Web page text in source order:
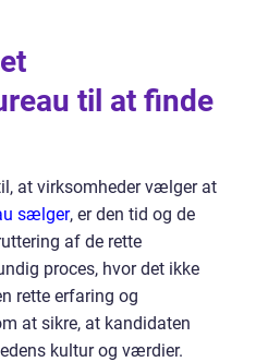
til at finde
at virksomheder vælger at
sælger, er den tid og de
af de rette
proces, hvor det ikke
rette erfaring og
at sikre, at kandidaten
kultur og værdier.